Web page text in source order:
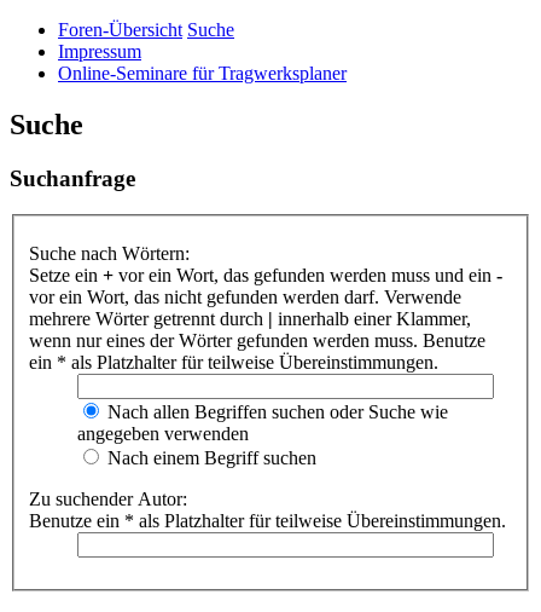
Foren-Übersicht Suche
Impressum
Online-Seminare für Tragwerksplaner
Suche
Suchanfrage
Suche nach Wörtern:
Setze ein + vor ein Wort, das gefunden werden muss und ein -
vor ein Wort, das nicht gefunden werden darf. Verwende
mehrere Wörter getrennt durch | innerhalb einer Klammer,
wenn nur eines der Wörter gefunden werden muss. Benutze
ein * als Platzhalter für teilweise Übereinstimmungen.
Nach allen Begriffen suchen oder Suche wie
angegeben verwenden
Nach einem Begriff suchen
Zu suchender Autor:
Benutze ein * als Platzhalter für teilweise Übereinstimmungen.